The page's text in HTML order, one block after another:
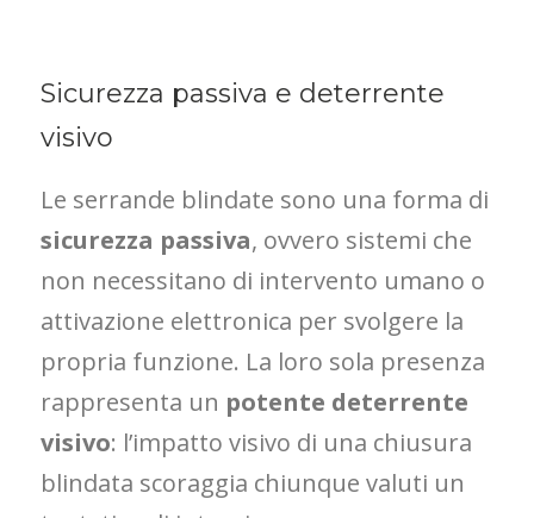
Sicurezza passiva e deterrente
visivo
Le serrande blindate sono una forma di
sicurezza passiva, ovvero sistemi che
non necessitano di intervento umano o
attivazione elettronica per svolgere la
propria funzione. La loro sola presenza
rappresenta un potente deterrente
visivo: l’impatto visivo di una chiusura
blindata scoraggia chiunque valuti un